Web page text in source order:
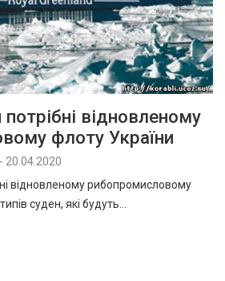
потрібні відновленому
флоту України
- 20.04.2020
відновленому рибопромисловому
суден, які будуть…